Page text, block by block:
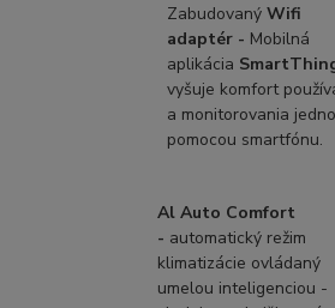
ZabudovanýWifi
adaptér - Mobilná
aplikácia
vyšuje komfort
a monitorovania
pomocou smartfónu.
Al Auto Comfort
- automatický režim
klimatizácie ovládaný
umelou inteligenciou -